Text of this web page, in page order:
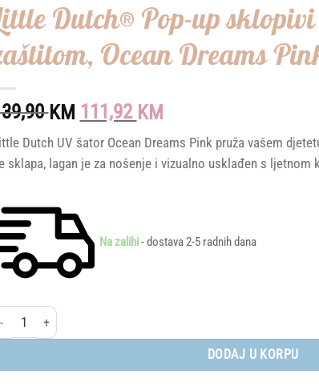
Dutch® Pop-up
Ocean Dreams
KM Original
was:
139,90 KM.
111,92 KMCurrent
is:
111,92 KM.
Dutch UV šator Ocean Dreams Pink pruža vašem
sklapa, lagan je za nošenje i vizualno usklađen s ljetnom
Na zalihi- dostava 2-5 radnih dana
Dutch® Pop-up sklopivi dječji šator s UV zaštitom, Ocean Dreams
DODAJ U KORPU